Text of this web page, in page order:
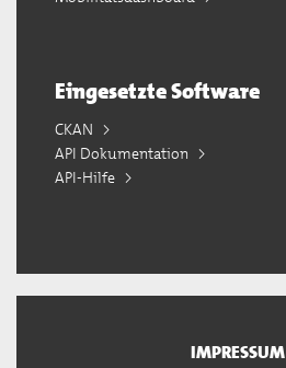
Eingesetzte Software
CKAN
API Dokumentation
API-Hilfe
IMPRESSUM